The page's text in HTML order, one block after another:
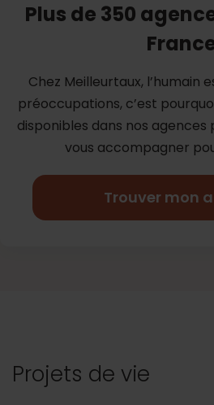
Plus de 350
Chez Meilleurtaux, l’humain
préoccupations, c’est
disponibles dans nos agences
vous accompagner
Trouver mon
Projets de vie